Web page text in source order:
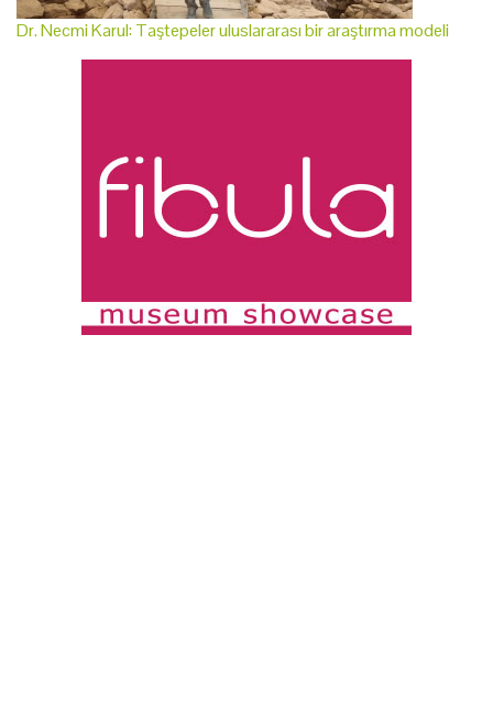
Dr. Necmi Karul: Taştepeler uluslararası bir araştırma modeli